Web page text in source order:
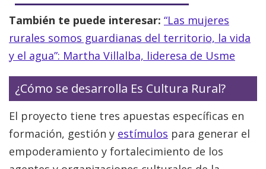
También te puede interesar: “Las mujeres
rurales somos guardianas del territorio, la vida
y el agua”: Martha Villalba, lideresa de Usme
¿Cómo se desarrolla Es Cultura Rural?
El proyecto tiene tres apuestas específicas en
formación, gestión y estímulos para generar el
empoderamiento y fortalecimiento de los